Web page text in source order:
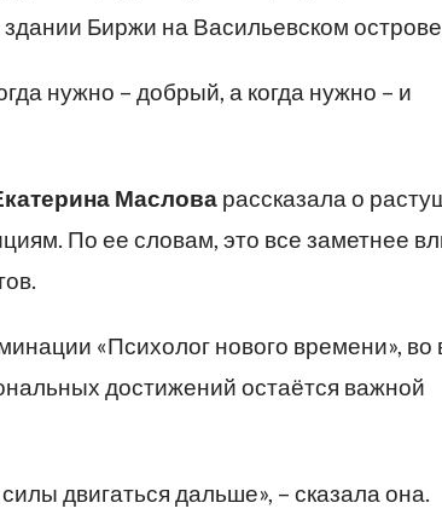
Биржи на Васильевском
нужно – добрый, а когда нужно – и
Маслова рассказала о
По ее словам, это все заметнее
«Психолог нового времени», во
достижений остаётся важной
двигаться дальше», – сказала она.